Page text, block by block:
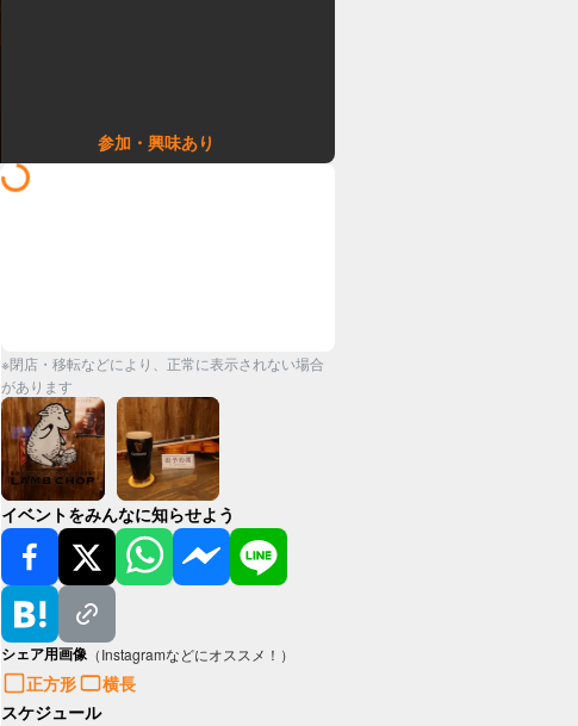
参加・興味あり
※閉店・移転などにより、正常に表示されない場合
があります
イベントをみんなに知らせよう
シェア用画像 （Instagramなどにオススメ！）
正方形
横長
スケジュール